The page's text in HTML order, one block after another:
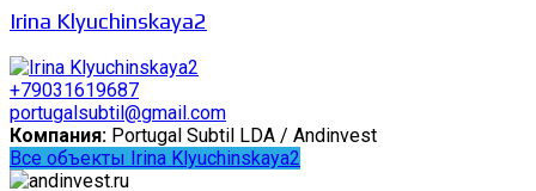
Irina Klyuchinskaya2
+79031619687
portugalsubtil@gmail.com
Компания: Portugal Subtil LDA / Andinvest
Все объекты Irina Klyuchinskaya2